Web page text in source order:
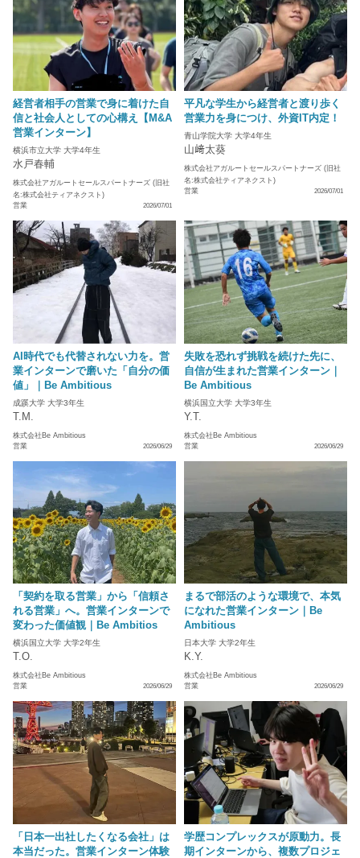
経営者相手の営業で身に着けた自
信と社会人としての心構え【M&A
営業インターン】
横浜市立大学 大学4年生
水戸春輔
株式会社アガルートセールスパートナーズ (旧社
名:株式会社ティアネクスト)
営業
2026/07/01
平凡な学生から経営者と渡り歩く
営業力を身につけ、外資IT内定！
青山学院大学 大学4年生
山﨑太葵
株式会社アガルートセールスパートナーズ (旧社
名:株式会社ティアネクスト)
営業
2026/07/01
AI時代でも代替されない力を。営
業インターンで磨いた「自分の価
値」｜Be Ambitious
成蹊大学 大学3年生
T.M.
株式会社Be Ambitious
営業
2026/06/29
失敗を恐れず挑戦を続けた先に、
自信が生まれた営業インターン｜
Be Ambitious
横浜国立大学 大学3年生
Y.T.
株式会社Be Ambitious
営業
2026/06/29
「契約を取る営業」から「信頼さ
れる営業」へ。営業インターンで
変わった価値観｜Be Ambitios
横浜国立大学 大学2年生
T.O.
株式会社Be Ambitious
営業
2026/06/29
まるで部活のような環境で、本気
になれた営業インターン｜Be
Ambitious
日本大学 大学2年生
K.Y.
株式会社Be Ambitious
営業
2026/06/29
「日本一出社したくなる会社」は
本当だった。営業インターン体験
学歴コンプレックスが原動力。長
期インターンから、複数プロジェ